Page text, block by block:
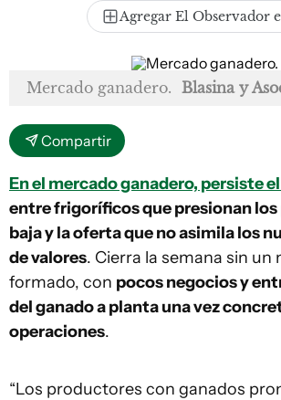
Agregar El Observador
Mercado ganadero. Blasina y
Compartir
En el mercado ganadero, persiste
entre frigoríficos que presionan los
baja y la oferta que no asimila los
de valores. Cierra la semana sin un
formado, con pocos negocios y
del ganado a planta una vez
operaciones.
“Los productores con ganados